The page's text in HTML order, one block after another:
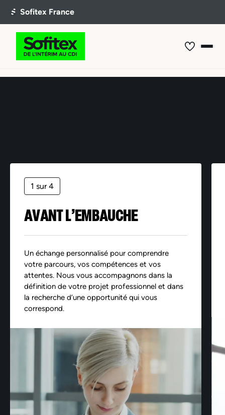
1 sur 4
AVANT L’EMBAUCHE
Un échange personnalisé pour comprendre
votre parcours, vos compétences et vos
attentes. Nous vous accompagnons dans la
définition de votre projet professionnel et dans
la recherche d’une opportunité qui vous
correspond.